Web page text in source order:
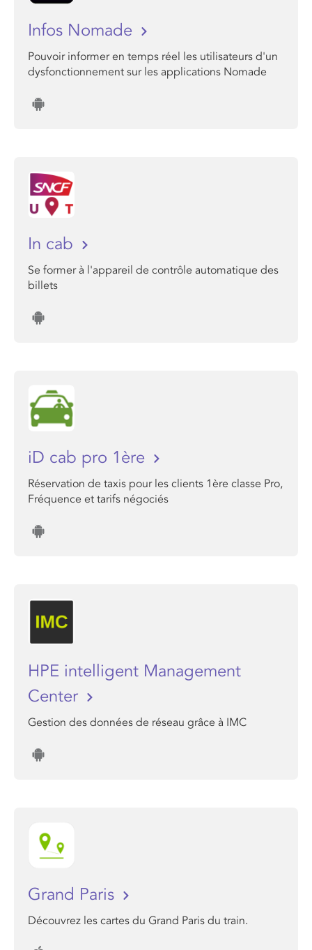
Infos Nomade
Pouvoir informer en temps réel les utilisateurs d'un
dysfonctionnement sur les applications Nomade
In cab
Se former à l'appareil de contrôle automatique des
billets
iD cab pro 1ère
Réservation de taxis pour les clients 1ère classe Pro,
Fréquence et tarifs négociés
HPE intelligent Management
Center
Gestion des données de réseau grâce à IMC
Grand Paris
Découvrez les cartes du Grand Paris du train.